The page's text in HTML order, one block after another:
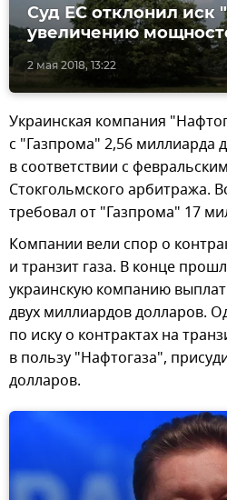
2 мая 2018, 13:22
Суд ЕС отклонил иск
увеличению
Украинская компания
с "Газпрома" 2,56 миллиарда
в соответствии с
Стокгольмского арбитража.
требовал от "Газпрома" 17
Компании вели спор о
и транзит газа. В конце
украинскую компанию
двух миллиардов долларов.
по иску о контрактах на
в пользу "Нафтогаза",
долларов.